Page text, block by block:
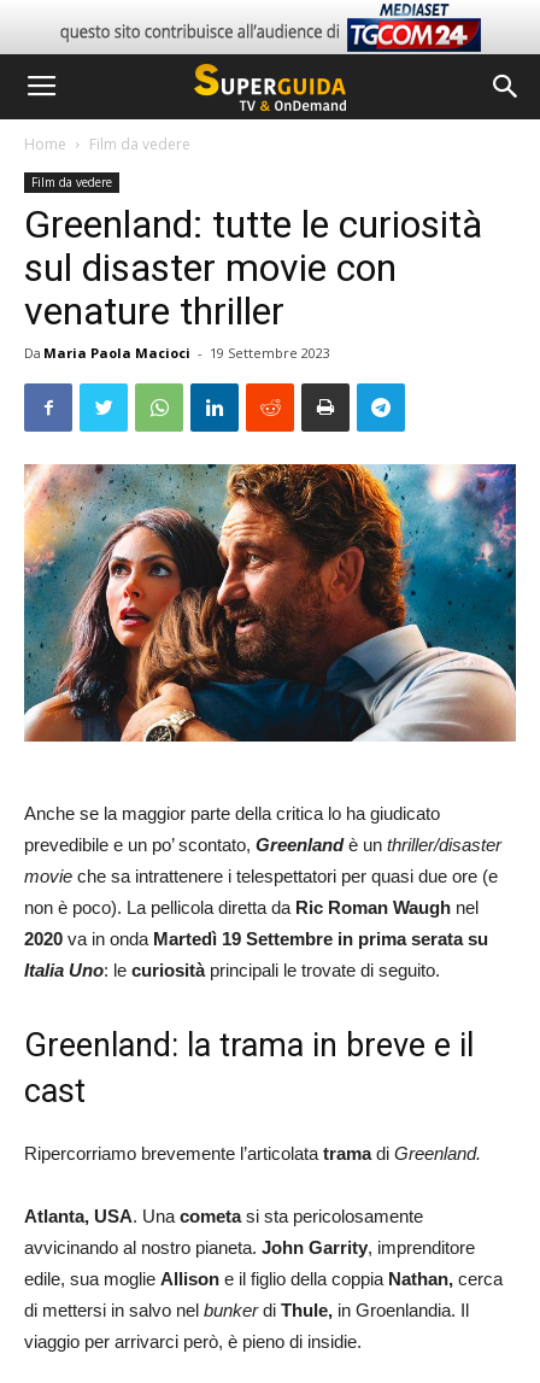
Home Film da vedere
Film da vedere
Greenland: tutte le curiosità
sul disaster movie con
venature thriller
Da Maria Paola Macioci - 19 Settembre 2023
Anche se la maggior parte della critica lo ha giudicato
prevedibile e un po’ scontato, Greenlandè un thriller/disaster
movie che sa intrattenere i telespettatori per quasi due ore (e
non è poco). La pellicola diretta da Ric Roman Waugh nel
2020 va in onda Martedì 19 Settembre in prima serata su
Italia Uno: le curiositàprincipali le trovate di seguito.
Greenland: la trama in breve e il
cast
Ripercorriamo brevemente l’articolata tramadi Greenland.
Atlanta, USA. Una cometasi sta pericolosamente
avvicinando al nostro pianeta. John Garrity, imprenditore
edile, sua moglie Allison e il figlio della coppia Nathan, cerca
di mettersi in salvo nel bunkerdi Thule, in Groenlandia. Il
viaggio per arrivarci però, è pieno di insidie.